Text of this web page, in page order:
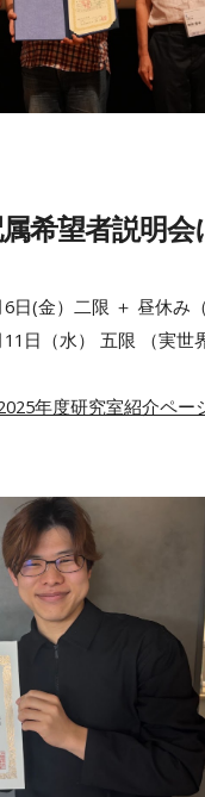
希望者説明会
日(金）二限 ＋ 昼休み
日（水） 五限 （実世
年度研究室紹介ペー